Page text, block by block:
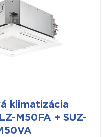
klimatizácia
M50FA + SUZ-